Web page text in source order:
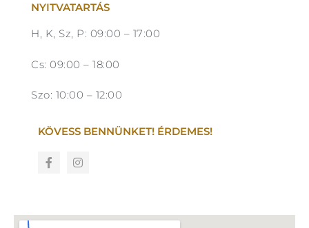
NYITVATARTÁS
H, K, Sz, P: 09:00 – 17:00
Cs: 09:00 – 18:00
Szo: 10:00 – 12:00
KÖVESS BENNÜNKET! ÉRDEMES!